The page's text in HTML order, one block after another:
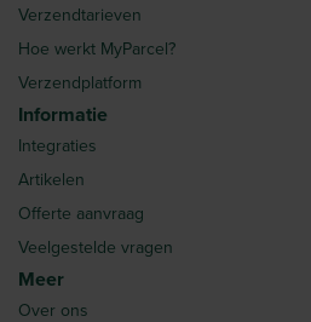
Verzendtarieven
Hoe werkt MyParcel?
Verzendplatform
Informatie
Integraties
Artikelen
Offerte aanvraag
Veelgestelde vragen
Meer
Over ons